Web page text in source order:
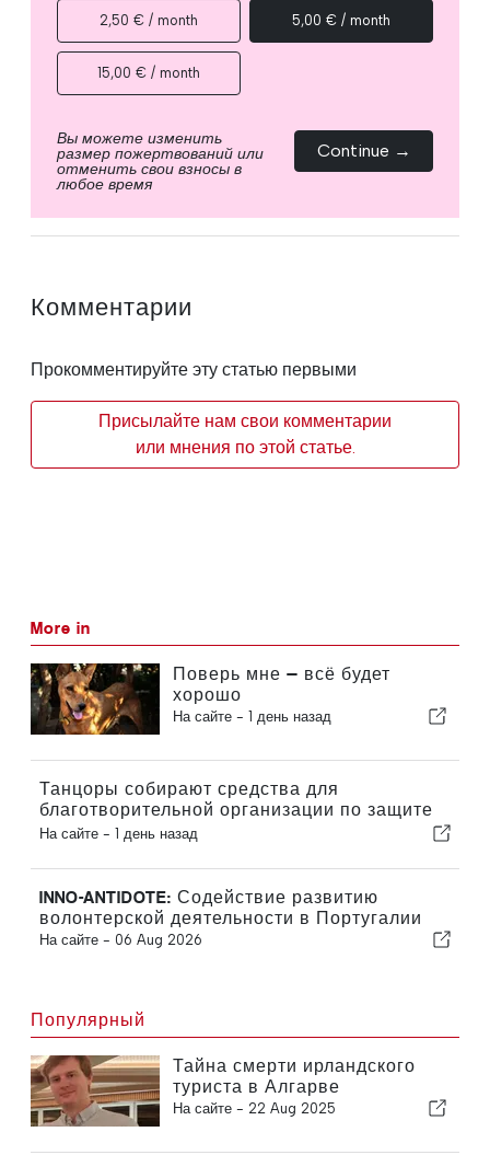
2,50 € / month 5,00 € / month
15,00 € / month
Вы можете изменить
размер пожертвований или
отменить свои взносы в
любое время
Continue →
Комментарии
Прокомментируйте эту статью первыми
Присылайте нам свои комментарии
или мнения по этой статье.
More in
Поверь мне — всё будет
хорошо
На сайте - 1 день назад
Танцоры собирают средства для
благотворительной организации по защите
кошек
На сайте - 1 день назад
INNO-ANTIDOTE: Содействие развитию
волонтерской деятельности в Португалии
На сайте - 06 Aug 2026
Популярный
Тайна смерти ирландского
туриста в Алгарве
На сайте - 22 Aug 2025